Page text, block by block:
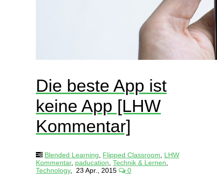
Die beste App ist
keine App [LHW
Kommentar]
Blended Learning Flipped Classroom
LHW
Kommentar, paducation Technik & Lernen
Technology, 23 Apr., 2015
0